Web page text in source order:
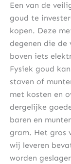
Een van de
goud te
kopen. Deze
degenen die
boven iets
Fysiek goud
staven of
met kosten en
dergelijke
baren en
gram. Het gros
wij leveren
worden